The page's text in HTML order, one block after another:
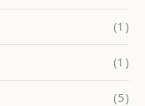
(1)
(1)
(5)